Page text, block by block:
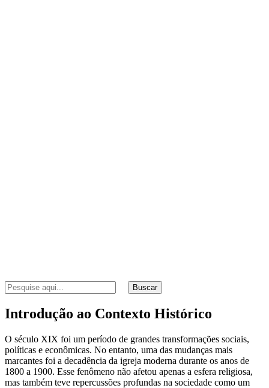
Buscar
Introdução ao Contexto Histórico
O século XIX foi um período de grandes transformações sociais,
políticas e econômicas. No entanto, uma das mudanças mais
marcantes foi a decadência da igreja moderna durante os anos de
1800 a 1900. Esse fenômeno não afetou apenas a esfera religiosa,
mas também teve repercussões profundas na sociedade como um